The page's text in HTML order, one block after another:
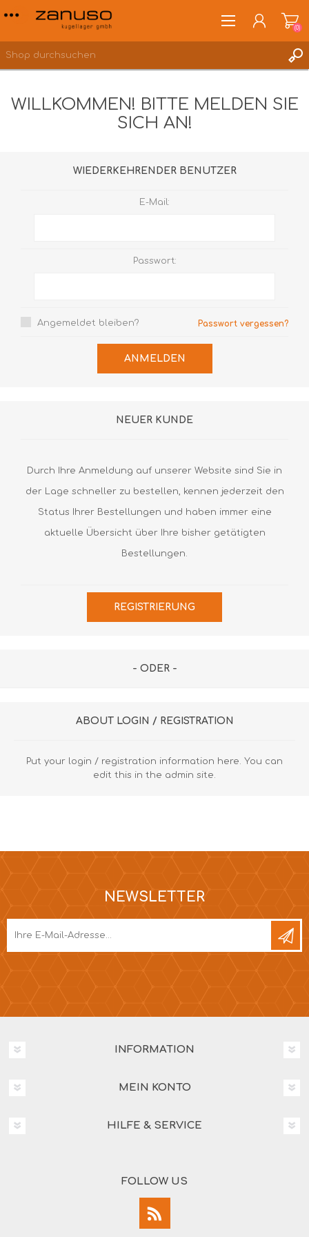
(0)
WILLKOMMEN! BITTE MELDEN SIE
SICH AN!
WIEDERKEHRENDER BENUTZER
E-Mail:
Passwort:
Angemeldet bleiben? Passwort vergessen?
ANMELDEN
NEUER KUNDE
Durch Ihre Anmeldung auf unserer Website sind Sie in
der Lage schneller zu bestellen, kennen jederzeit den
Status Ihrer Bestellungen und haben immer eine
aktuelle Übersicht über Ihre bisher getätigten
Bestellungen.
REGISTRIERUNG
- ODER -
ABOUT LOGIN / REGISTRATION
Put your login / registration information here. You can
edit this in the admin site.
NEWSLETTER
INFORMATION
MEIN KONTO
HILFE & SERVICE
FOLLOW US